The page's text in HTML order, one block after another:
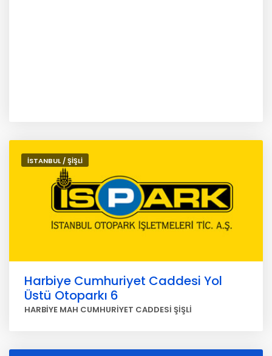
İSTANBUL / ŞİŞLİ
Harbiye Cumhuriyet Caddesi Yol
Üstü Otoparkı 6
HARBİYE MAH CUMHURİYET CADDESİ ŞİŞLİ